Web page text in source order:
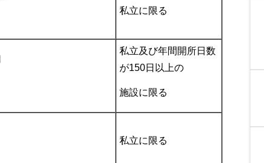
私立に限る
私立及び年間開所日数
が150日以上の
施設に限る
私立に限る